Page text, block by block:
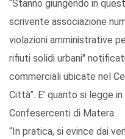
“Stanno giungendo in
scrivente associazione
violazioni amministrative
rifiuti solidi urbani"
commerciali ubicate nel
Città”. E’ quanto si legge
Confesercenti di Matera.
“In pratica, si evince dai